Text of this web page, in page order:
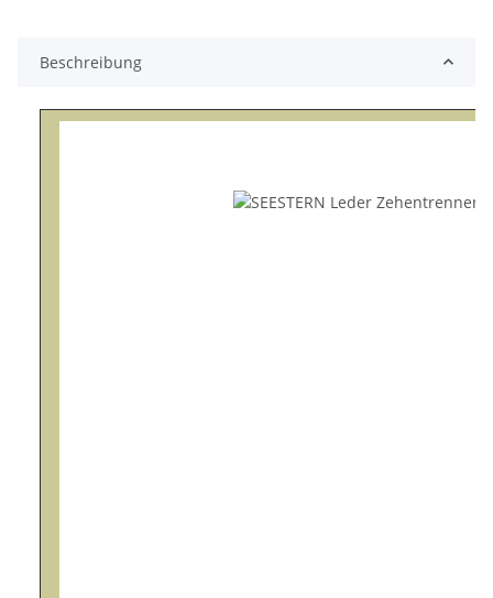
Beschreibung